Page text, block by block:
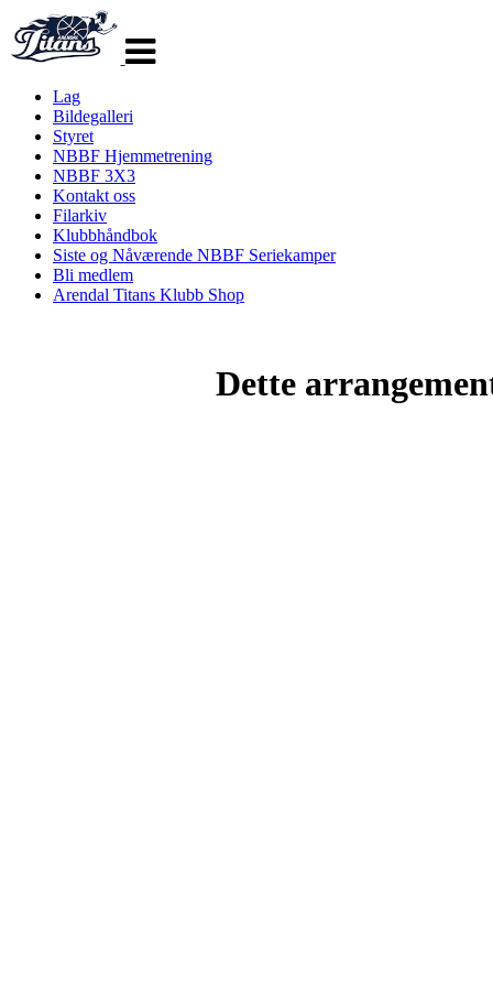
navigasjon
Lag
Bildegalleri
Styret
NBBF Hjemmetrening
NBBF 3X3
Kontakt oss
Filarkiv
Klubbhåndbok
Siste og Nåværende NBBF Seriekamper
Bli medlem
Arendal Titans Klubb Shop
Dette